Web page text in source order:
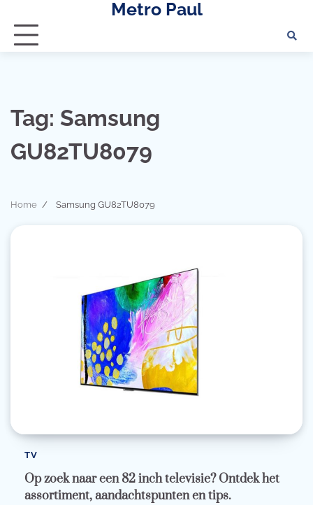
content
Metro Paul
Tag: Samsung
GU82TU8079
Home Samsung GU82TU8079
TV
Op zoek naar een 82 inch televisie? Ontdek het
assortiment, aandachtspunten en tips.